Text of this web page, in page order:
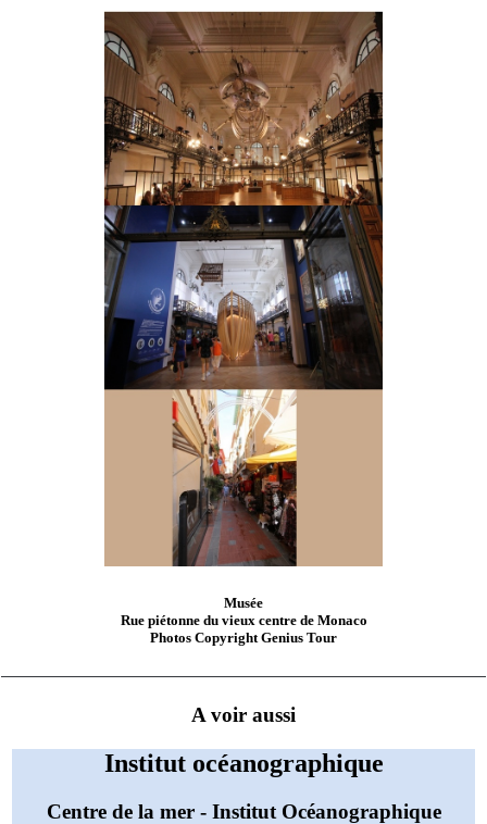
Musée
Rue piétonne du vieux centre de Monaco
Photos Copyright Genius Tour
A voir aussi
Institut océanographique
Centre de la mer - Institut Océanographique